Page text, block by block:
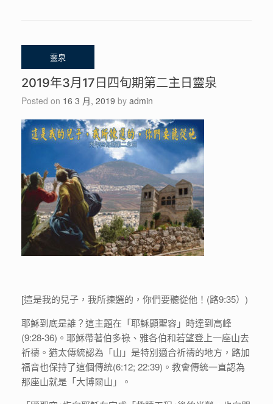
2019年3月17日四旬期第二主日靈泉
Posted on 16 3 月, 2019 by admin
[這是我的兒子，我所揀選的，你們要聽從他！(路9:35）)
耶穌到底是誰？這主題在「耶穌顯聖容」時達到高峰
(9:28-36)。耶穌帶著伯多祿、雅各伯和若望登上一座山去
祈禱。猶太傳統認為「山」是特別適合祈禱的地方，路加
福音也保持了這個傳統(6:12; 22:39)。教會傳統一直認為
那座山就是「大博爾山」。